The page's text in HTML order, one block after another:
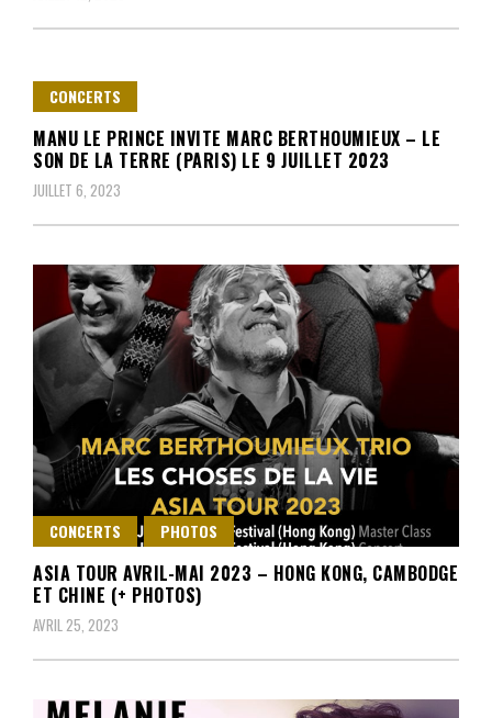
CONCERTS
MANU LE PRINCE INVITE MARC BERTHOUMIEUX – LE
SON DE LA TERRE (PARIS) LE 9 JUILLET 2023
JUILLET 6, 2023
CONCERTS PHOTOS
ASIA TOUR AVRIL-MAI 2023 – HONG KONG, CAMBODGE
ET CHINE (+ PHOTOS)
AVRIL 25, 2023